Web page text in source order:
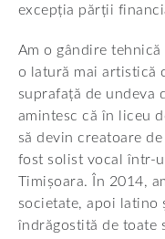
excepția părții
Am o gândire
o latură mai artistică
suprafață de undeva
amintesc că în liceu
să devin creatoare
fost solist vocal într-
Timișoara. În 2014,
societate, apoi latino
îndrăgostită de toate